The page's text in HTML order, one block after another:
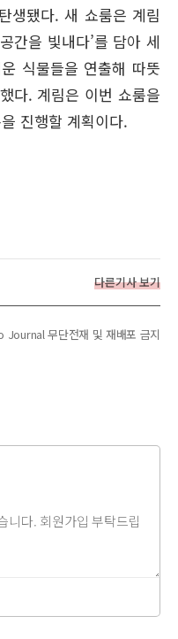
생됐다. 새 쇼룸은 계림
간을 빛내다’를 담아 세
식물들을 연출해 따뜻
다. 계림은 이번 쇼룸을
진행할 계획이다.
다른기사 보기
무단전재 및 재배포 금지